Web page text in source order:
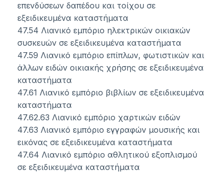
επενδύσεων δαπέδου και τοίχου σε
εξειδικευμένα καταστήματα
47.54 Λιανικό εμπόριο ηλεκτρικών οικιακών
συσκευών σε εξειδικευμένα καταστήματα
47.59 Λιανικό εμπόριο επίπλων, φωτιστικών και
άλλων ειδών οικιακής χρήσης σε εξειδικευμένα
καταστήματα
47.61 Λιανικό εμπόριο βιβλίων σε εξειδικευμένα
καταστήματα
47.62.63 Λιανικό εμπόριο χαρτικών ειδών
47.63 Λιανικό εμπόριο εγγραφών μουσικής και
εικόνας σε εξειδικευμένα καταστήματα
47.64 Λιανικό εμπόριο αθλητικού εξοπλισμού
σε εξειδικευμένα καταστήματα